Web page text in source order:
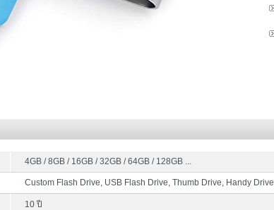
4GB / 8GB / 16GB / 32GB / 64GB / 128GB ...
Custom Flash Drive, USB Flash Drive, Thumb Drive, Handy Drive
10 ปี